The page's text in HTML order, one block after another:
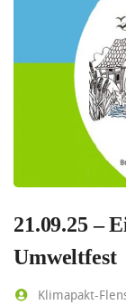
21.09.25 –
Umweltfest
Klimapakt-